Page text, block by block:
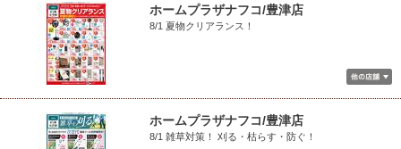
ホームプラザナフコ/豊津店
8/1 夏物クリアランス！
ホームプラザナフコ/豊津店
8/1 雑草対策！ 刈る・枯らす・防ぐ！